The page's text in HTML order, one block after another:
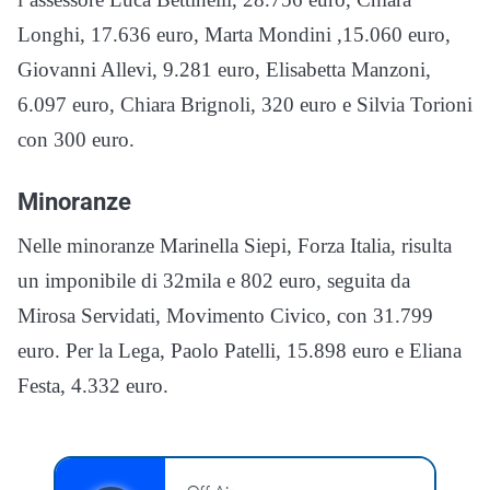
Longhi, 17.636 euro, Marta Mondini ,15.060 euro,
Giovanni Allevi, 9.281 euro, Elisabetta Manzoni,
6.097 euro, Chiara Brignoli, 320 euro e Silvia Torioni
con 300 euro.
Minoranze
Nelle minoranze Marinella Siepi, Forza Italia, risulta
un imponibile di 32mila e 802 euro, seguita da
Mirosa Servidati, Movimento Civico, con 31.799
euro. Per la Lega, Paolo Patelli, 15.898 euro e Eliana
Festa, 4.332 euro.